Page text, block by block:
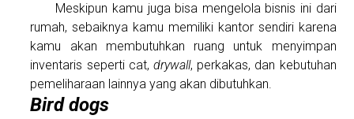
Meskipun kamu juga bisa mengelola bisnis ini dari
rumah, sebaiknya kamu memiliki kantor sendiri karena
kamu akan membutuhkan ruang untuk menyimpan
inventaris seperti cat, drywall, perkakas, dan kebutuhan
pemeliharaan lainnya yang akan dibutuhkan.
Bird dogs